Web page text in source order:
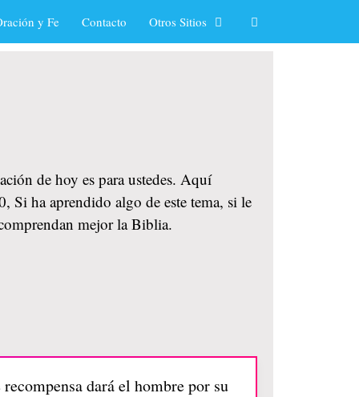
y Fe Contacto Otros Sitios
de hoy es para ustedes. Aquí
Si ha aprendido algo de este tema, si le
mejor la Biblia.
dará el hombre por su